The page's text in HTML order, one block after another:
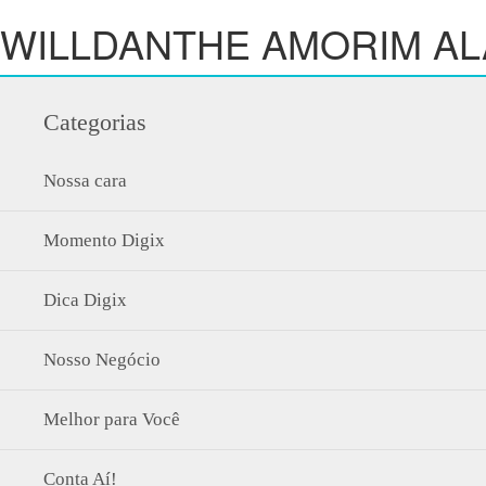
WILLDANTHE AMORIM
Categorias
Nossa cara
Momento Digix
Dica Digix
Nosso Negócio
Melhor para Você
Conta Aí!